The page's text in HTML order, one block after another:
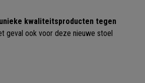
unieke kwaliteitsproducten tegen
geval ook voor deze nieuwe stoel